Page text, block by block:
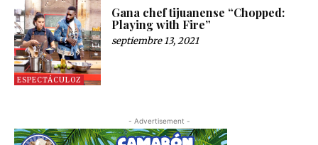
ESPECTÁCULOZ
Gana chef tijuanense “Chopped:
Playing with Fire”
septiembre 13, 2021
- Advertisement -